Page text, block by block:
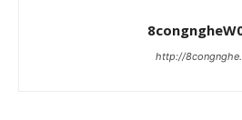
http://